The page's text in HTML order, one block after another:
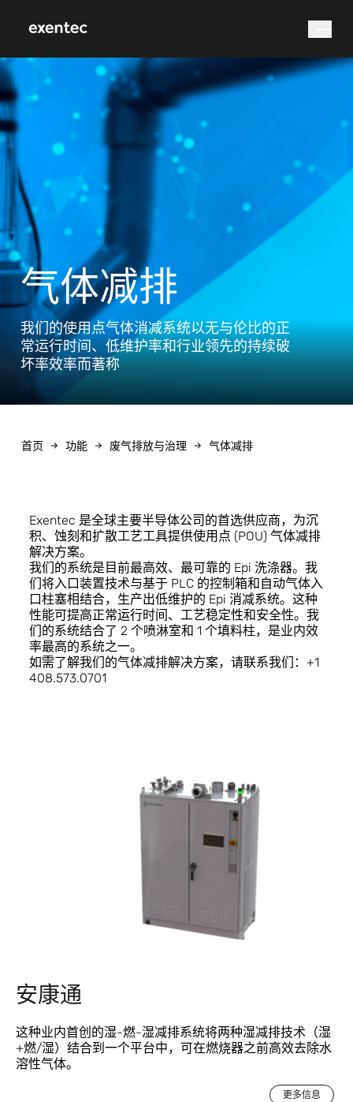
您在找什么？
搜索
气体减排
我们的使用点气体消减系统以无与伦比的正
常运行时间、低维护率和行业领先的持续破
坏率效率而著称
首页 功能 废气排放与治理 气体减排
Exentec 是全球主要半导体公司的首选供应商，为沉
积、蚀刻和扩散工艺工具提供使用点 (POU) 气体减排
解决方案。
我们的系统是目前最高效、最可靠的 Epi 洗涤器。我
们将入口装置技术与基于 PLC 的控制箱和自动气体入
口柱塞相结合，生产出低维护的 Epi 消减系统。这种
性能可提高正常运行时间、工艺稳定性和安全性。我
们的系统结合了 2 个喷淋室和 1 个填料柱，是业内效
率最高的系统之一。
如需了解我们的气体减排解决方案，请联系我们：+1
408.573.0701
安康通
这种业内首创的湿-燃-湿减排系统将两种湿减排技术（湿
+燃/湿）结合到一个平台中，可在燃烧器之前高效去除水
溶性气体。
更多信息